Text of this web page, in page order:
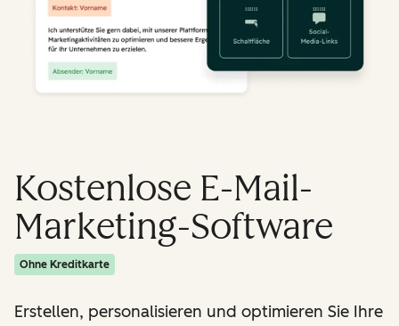
Kostenlose E-Mail-
Marketing-Software
Ohne Kreditkarte
Erstellen, personalisieren und optimieren Sie Ihre